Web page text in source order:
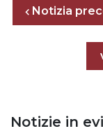
Notizia
Notizie in